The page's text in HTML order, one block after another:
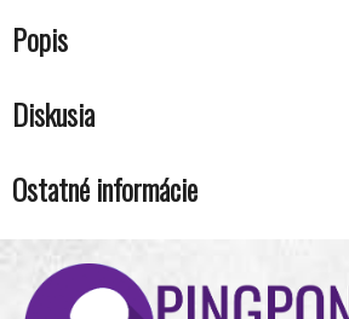
Popis
Diskusia
Ostatné informácie
Z